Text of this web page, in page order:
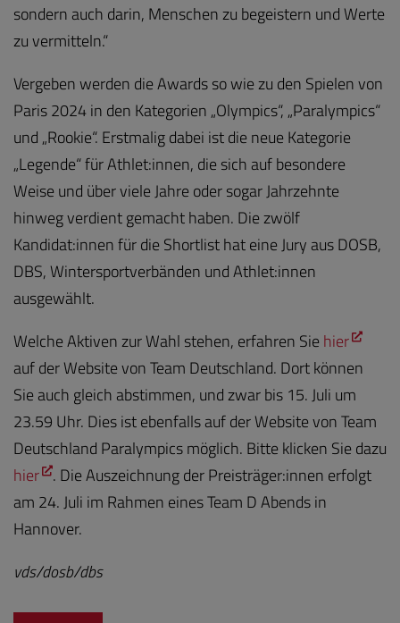
sondern auch darin, Menschen zu begeistern und Werte
zu vermitteln.“
Vergeben werden die Awards so wie zu den Spielen von
Paris 2024 in den Kategorien „Olympics“, „Paralympics“
und „Rookie“. Erstmalig dabei ist die neue Kategorie
„Legende“ für Athlet:innen, die sich auf besondere
Weise und über viele Jahre oder sogar Jahrzehnte
hinweg verdient gemacht haben. Die zwölf
Kandidat:innen für die Shortlist hat eine Jury aus DOSB,
DBS, Wintersportverbänden und Athlet:innen
ausgewählt.
Welche Aktiven zur Wahl stehen, erfahren Sie hier
auf der Website von Team Deutschland. Dort können
Sie auch gleich abstimmen, und zwar bis 15. Juli um
23.59 Uhr. Dies ist ebenfalls auf der Website von Team
Deutschland Paralympics möglich. Bitte klicken Sie dazu
hier . Die Auszeichnung der Preisträger:innen erfolgt
am 24. Juli im Rahmen eines Team D Abends in
Hannover.
vds/dosb/dbs